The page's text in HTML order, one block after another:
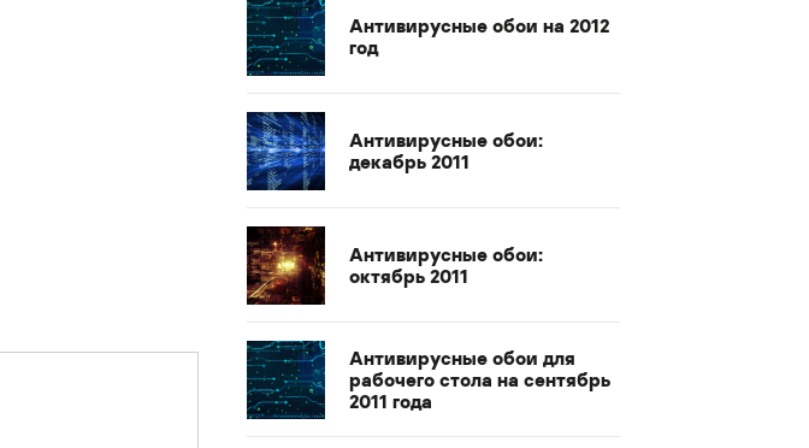
Антивирусные обои на 2012
год
Антивирусные обои:
декабрь 2011
Антивирусные обои:
октябрь 2011
Антивирусные обои для
рабочего стола на сентябрь
2011 года